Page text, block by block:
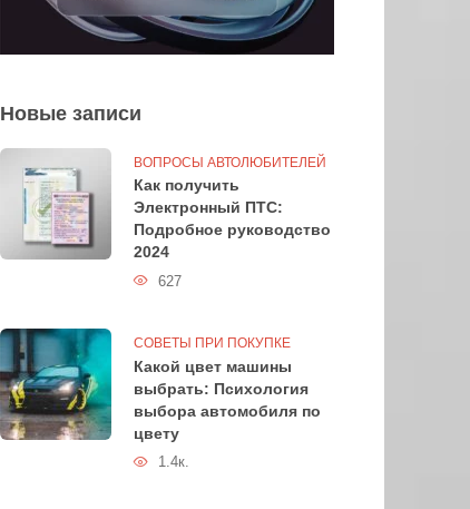
Новые записи
ВОПРОСЫ АВТОЛЮБИТЕЛЕЙ
Как получить
Электронный ПТС:
Подробное руководство
2024
627
СОВЕТЫ ПРИ ПОКУПКЕ
Какой цвет машины
выбрать: Психология
выбора автомобиля по
цвету
1.4к.